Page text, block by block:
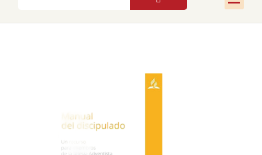
À PROPOS DE NOUS